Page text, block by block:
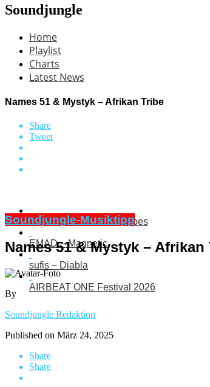
Soundjungle
Home
Playlist
Charts
Latest News
Names 51 & Mystyk – Afrikan Tribe
Share
Tweet
Sven van Holt – Ibiza Vibes
EMAD – Magnetic
sufis – Diabla
AIRBEAT ONE Festival 2026
Soundjungle-Musiktipp
Names 51 & Mystyk – Afrikan
By
Soundjungle Redaktion
Published on März 24, 2025
Share
Share